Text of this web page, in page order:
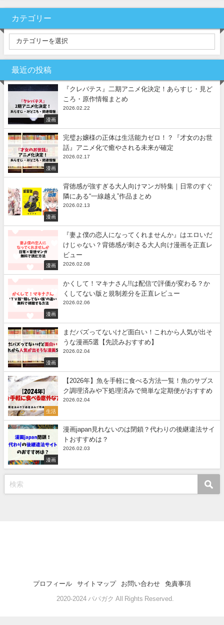
カテゴリー
最近の投稿
漫画
『クレバテス』二期アニメ化決定！あらすじ・見ど
ころ・原作情報まとめ
2026.02.22
漫画
完璧お嬢様の正体は生活能力ゼロ！？『才女のお世
話』アニメ化で癒やされる未来が確定
2026.02.17
漫画
背徳感が強すぎる大人向けマンガ特集｜日常のすぐ
隣にある“一線越え”作品まとめ
2026.02.13
漫画
『妻よ僕の恋人になってくれませんか』はエロいだ
けじゃない？背徳感が刺さる大人向け漫画を正直レ
ビュー
2026.02.08
漫画
かくして！マキナさん!!は配信で評価が変わる？か
くしてない版と規制差分を正直レビュー
2026.02.06
漫画
まだバズってないけど面白い！これから人気が出そ
うな漫画5選【先読みおすすめ】
2026.02.04
生活
【2026年】魚を手軽に食べる方法一覧！魚のサブス
ク調理済みや下処理済みで簡単な定期便がおすすめ
2026.02.04
漫画
漫画japan見れないのは閉鎖？代わりの後継違法サイ
トおすすめは？
2026.02.03
プロフィール サイトマップ お問い合わせ 免責事項
©2020-2024 パパガク All Rights Reserved.